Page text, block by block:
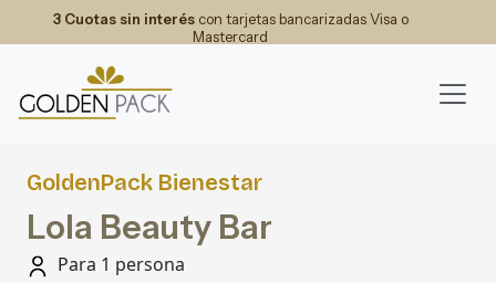
3 Cuotas sin interéscon tarjetas bancarizadas Visa o
Mastercard
GoldenPack Bienestar
Lola Beauty Bar
Para 1 persona